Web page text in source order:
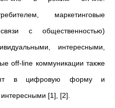
маркетинговые
с общественностью)
интересными,
off-line коммуникации также
в цифровую форму и
[1], [2].